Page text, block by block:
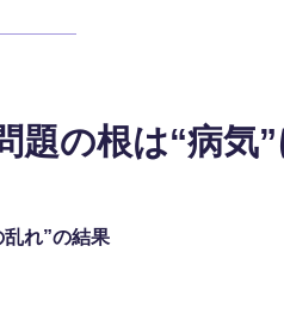
題の根は“病気
れ”の結果